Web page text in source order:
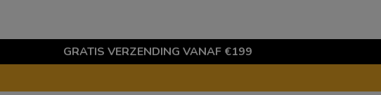
GRATIS VERZENDING VANAF €199